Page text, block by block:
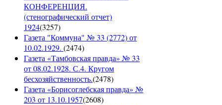
КОНФЕРЕНЦИЯ.
(стенографический отчет)
1924(3257)
Газета "Коммуна" № 33 (2772) от
10.02.1929. (2474)
Газета «Тамбовская правда» № 33
от 08.02.1928. С.4. Кругом
бесхозяйственность.(2478)
Газета «Борисоглебская правда» №
203 от 13.10.1957(2608)